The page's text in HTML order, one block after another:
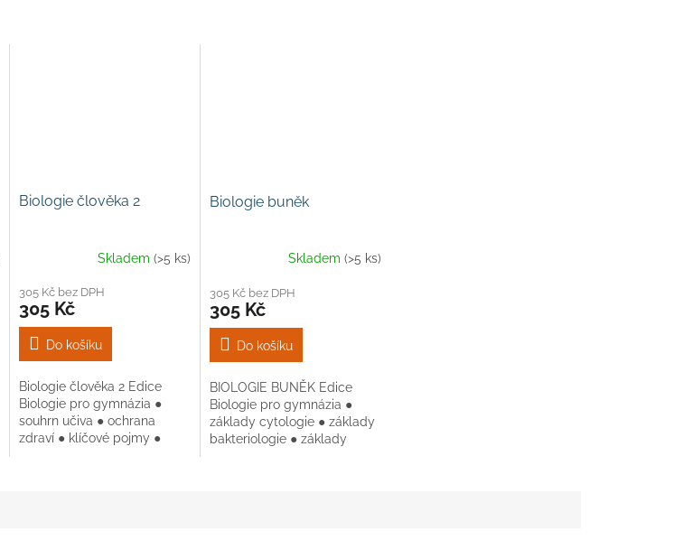
Biologie člověka 2
Skladem (>5 ks)
305 Kč bez DPH
305 Kč
Do košíku
Biologie člověka 2 Edice
Biologie pro gymnázia ●
souhrn učiva ● ochrana
zdraví ● klíčové pojmy ●
Biologie buněk
Skladem(>5 ks)
305 Kč bez DPH
305 Kč
Do košíku
BIOLOGIE BUNĚK Edice
Biologie pro gymnázia ●
základy cytologie ● základy
bakteriologie ● základy